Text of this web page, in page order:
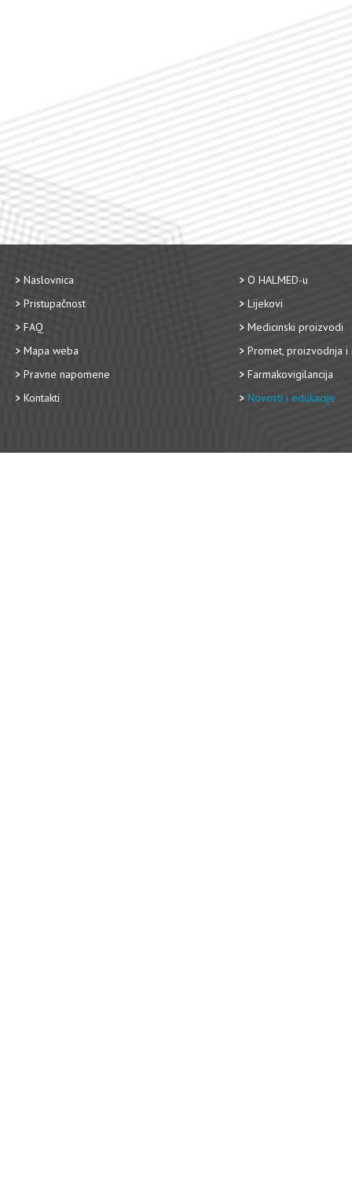
Naslovnica
Pristupačnost
FAQ
Mapa weba
Pravne napomene
Kontakti
O HALMED-u
Lijekovi
Medicinski proizvodi
Promet, proizvodnja i
Farmakovigilancija
Novosti i edukacije